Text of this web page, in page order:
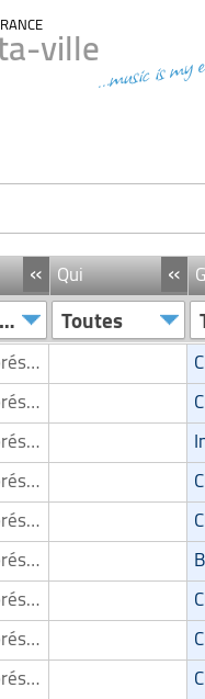
ville...music is
« Qui «
se présente Toutes
se présente
se présente
se présente
se présente
se présente
se présente
se présente
se présente
se présente